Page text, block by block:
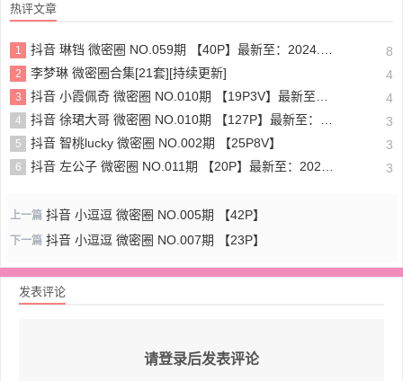
热评文章
1 抖音 琳铛 微密圈 NO.059期 【40P】最新至：2024.1.10 8
2 李梦琳 微密圈合集[21套][持续更新] 4
3 抖音 小霞佩奇 微密圈 NO.010期 【19P3V】最新至：2025.5.26 4
4 抖音 徐珺大哥 微密圈 NO.010期 【127P】最新至：2024.1.19 3
5 抖音 智桃lucky 微密圈 NO.002期 【25P8V】 3
6 抖音 左公子 微密圈 NO.011期 【20P】最新至：2024.5.13 3
上一篇 抖音 小逗逗 微密圈 NO.005期 【42P】
下一篇 抖音 小逗逗 微密圈 NO.007期 【23P】
发表评论
请登录后发表评论